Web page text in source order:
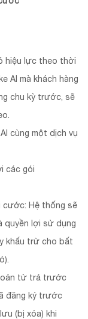
hiệu lực theo thời
AI mà khách hàng
chu kỳ trước, sẽ
cùng một dịch vụ
các gói
cước: Hệ thống sẽ
quyền lợi sử dụng
khấu trừ cho bất
từ trả trước
đăng ký trước
(bị xóa) khi